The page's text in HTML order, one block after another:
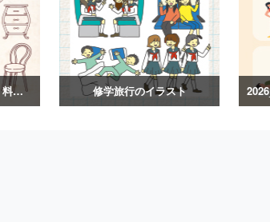
アンティーク風の内装・料理のイラスト 修学旅行のイラスト